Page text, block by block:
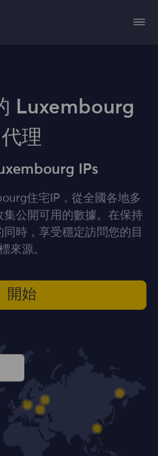
Luxembourg
代理
IPs
住宅IP，從全國各地多
集公開可用的數據。在保持
時，享受穩定訪問您的目
來源。
開始